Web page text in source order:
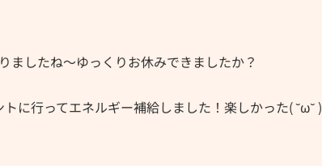
ましたね～ゆっくりお休みできましたか？
に行ってエネルギー補給しました！楽しかった( ˘ω˘ )